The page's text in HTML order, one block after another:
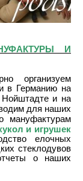
И
организуем
в Германию на
и на
для наших
мануфактурам
и игрушек
елочных
стеклодувов
о наших